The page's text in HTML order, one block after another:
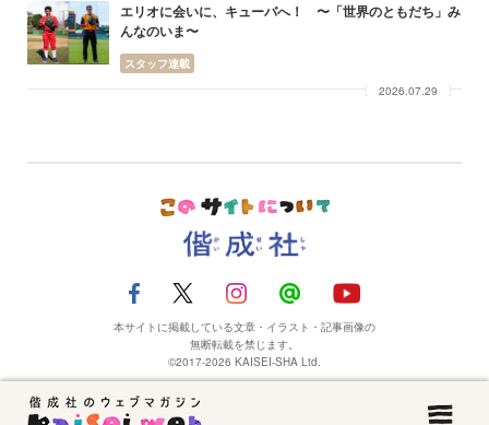
エリオに会いに、キューバへ！ 〜「世界のともだち」み
んなのいま〜
スタッフ連載
2026.07.29
本サイトに掲載している文章・イラスト・記事画像の
無断転載を禁じます。
©2017-2026 KAISEI-SHA Ltd.